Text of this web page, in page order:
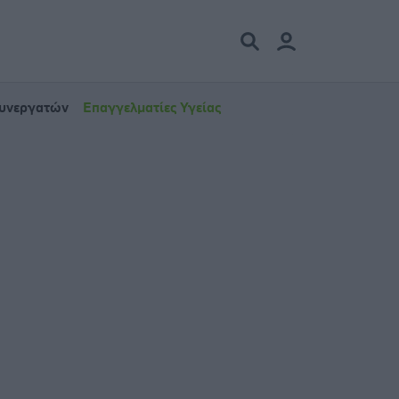
Επαγγελματίες Υγείας